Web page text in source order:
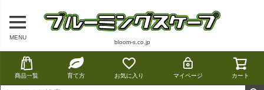
MENU
bloom-s.co.jp
商品一覧 育て方 お気に入り マイページ カート